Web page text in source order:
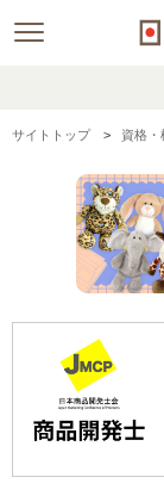
サイトトップ 資格・
思ったら、リア